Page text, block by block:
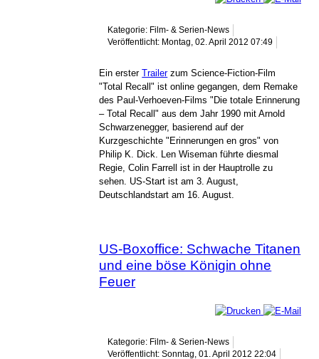
Kategorie: Film- & Serien-News
Veröffentlicht: Montag, 02. April 2012 07:49
Ein ersterTrailerzum Science-Fiction-Film
"Total Recall" ist online gegangen, dem Remake
des Paul-Verhoeven-Films "Die totale Erinnerung
– Total Recall" aus dem Jahr 1990 mit Arnold
Schwarzenegger, basierend auf der
Kurzgeschichte "Erinnerungen en gros" von
Philip K. Dick. Len Wiseman führte diesmal
Regie, Colin Farrell ist in der Hauptrolle zu
sehen. US-Start ist am 3. August,
Deutschlandstart am 16. August.
US-Boxoffice: Schwache Titanen
und eine böse Königin ohne
Feuer
Kategorie: Film- & Serien-News
Veröffentlicht: Sonntag, 01. April 2012 22:04